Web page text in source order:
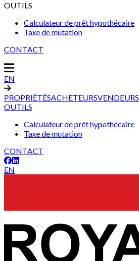
OUTILS
Calculateur de prêt hypothécaire
Taxe de mutation
CONTACT
EN
PROPRIÉTÉSACHETEURSVENDEURS
OUTILS
Calculateur de prêt hypothécaire
Taxe de mutation
CONTACT
EN